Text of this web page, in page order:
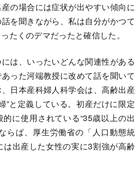
の場合には症状が出やすい傾向に
を聞きながら、私は自分がかつて
たくのデマだったと確信した。
は、いったいどんな関連性がある
った河端教授に改めて話を聞いて
日本産科婦人科学会は、高齢出産
”と定義している。初産だけに限定
に使用されている“35歳以上の出
らば、厚生労働省の「人口動態統
出産した女性の実に3割強が高齢